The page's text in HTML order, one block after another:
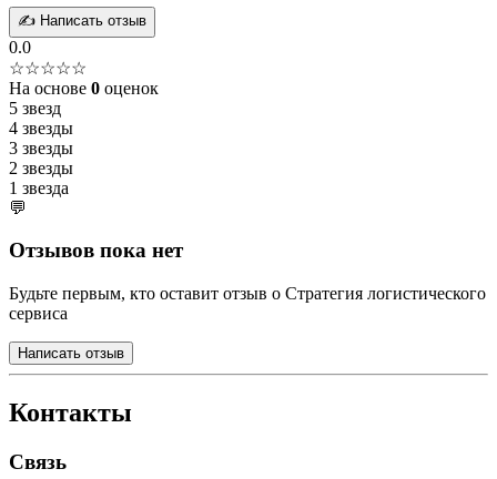
✍️ Написать отзыв
0.0
☆☆☆☆☆
На основе 0 оценок
5 звезд
4 звезды
3 звезды
2 звезды
1 звезда
💬
Отзывов пока нет
Будьте первым, кто оставит отзыв о Стратегия логистического
сервиса
Написать отзыв
Контакты
Связь